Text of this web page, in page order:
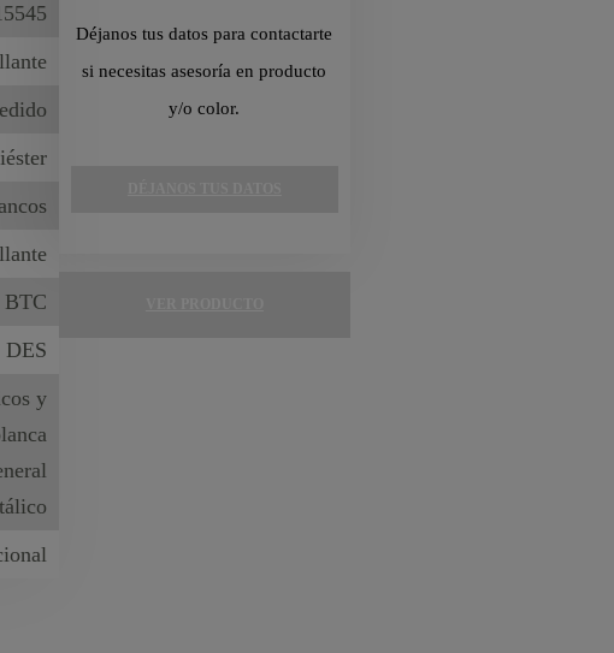
BTC
DES
y
Déjanos tus datos para contactarte
si necesitas asesoría en producto
y/o color.